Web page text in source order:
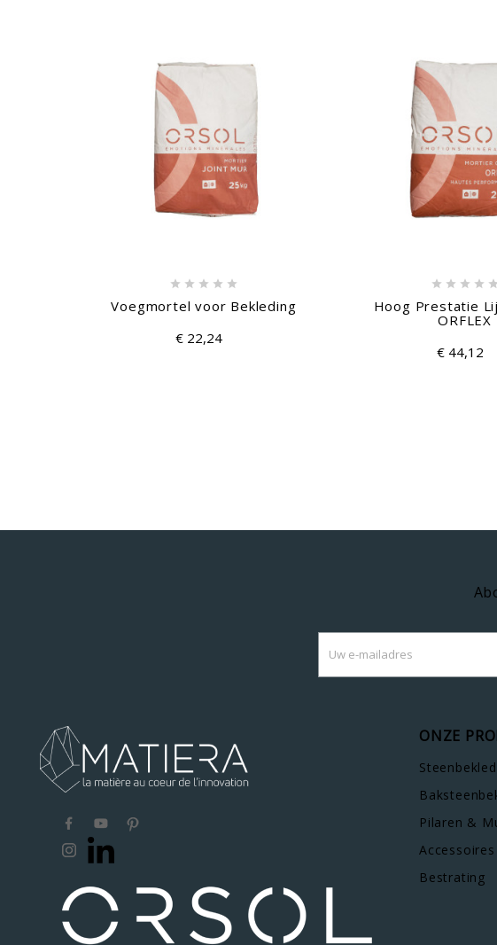

    
Voegmortel voor Bekleding
€ 22,24
    
Hoog Prestatie
ORFLEX
€ 44,12
ONZE
Pilaren &
Accessoires
Bestrating